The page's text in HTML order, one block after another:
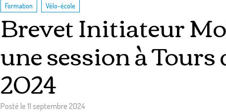
Formation Vélo-école
Brevet Initiateur
une session à
2024
Posté le 11 septembre 2024